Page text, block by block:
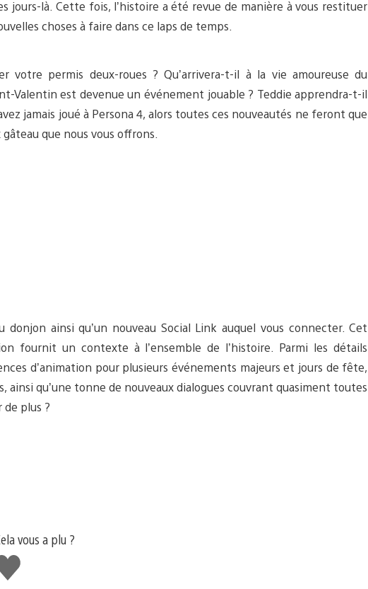
jours-là. Cette fois, l’histoire a été revue de manière à vous restituer
choses à faire dans ce laps de temps.
votre permis deux-roues ? Qu’arrivera-t-il à la vie amoureuse du
Valentin est devenue un événement jouable ? Teddie apprendra-t-il
jamais joué à Persona 4, alors toutes ces nouveautés ne feront que
que nous vous offrons.
ainsi qu’un nouveau Social Link auquel vous connecter. Cet
fournit un contexte à l’ensemble de l’histoire. Parmi les détails
d’animation pour plusieurs événements majeurs et jours de fête,
ainsi qu’une tonne de nouveaux dialogues couvrant quasiment toutes
de plus ?
vous a plu ?